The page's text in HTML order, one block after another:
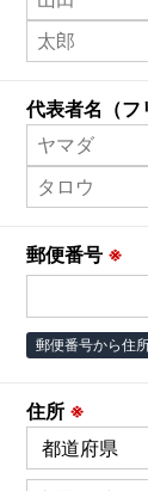
代表者名（フ
郵便番号 ※
郵便番号から住
住所 ※